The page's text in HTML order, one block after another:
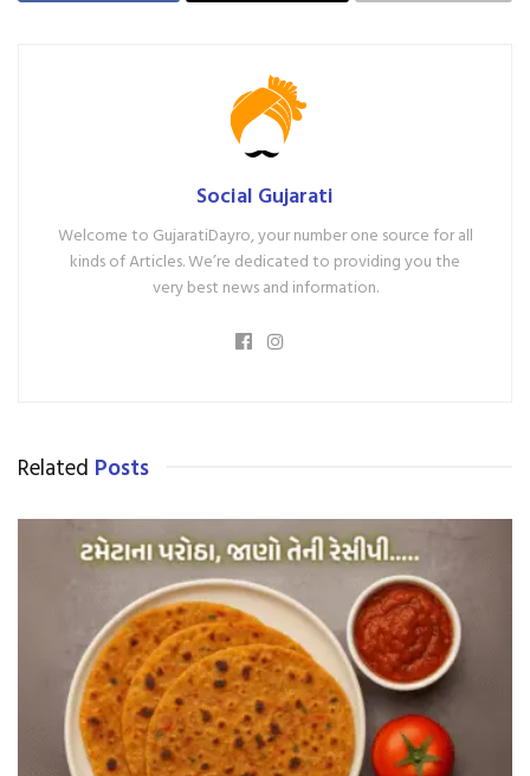
Social Gujarati
Welcome to GujaratiDayro, your number one source for all
kinds of Articles. We’re dedicated to providing you the
very best news and information.
Related Posts